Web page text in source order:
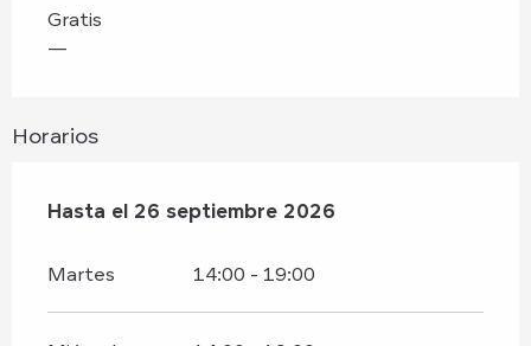
Gratis
—
Horarios
Del30 mayo 2026al26 septiembre 2026
Hasta el 26 septiembre 2026
Martes 14:00 - 19:00